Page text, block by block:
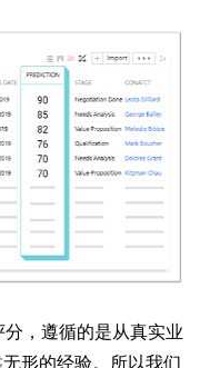
，遵循的是从真实业
形的经验。所以我们